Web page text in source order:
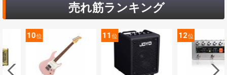
売れ筋ランキング
11位 12位